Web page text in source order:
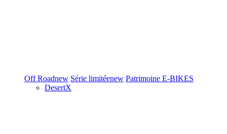
Off Roadnew Série limitéenew Patrimoine E-BIKES
DesertX